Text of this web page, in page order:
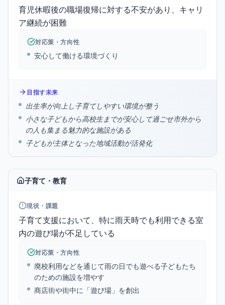
育児休暇後の職場復帰に対する不安があり、キャリ
ア継続が困難
対応策・方向性
安心して働ける環境づくり
目指す未来
出生率が向上し子育てしやすい環境が整う
小さな子どもから高校生までが安心して過ごせ市外から
の人も集まる魅力的な施設がある
子どもが主体となった地域活動が活発化
子育て・教育
現状・課題
子育て支援において、特に雨天時でも利用できる室
内の遊び場が不足している
対応策・方向性
廃校利用などを通じて雨の日でも遊べる子どもたち
のための施設を増やす
商店街や街中に「遊び場」を創出